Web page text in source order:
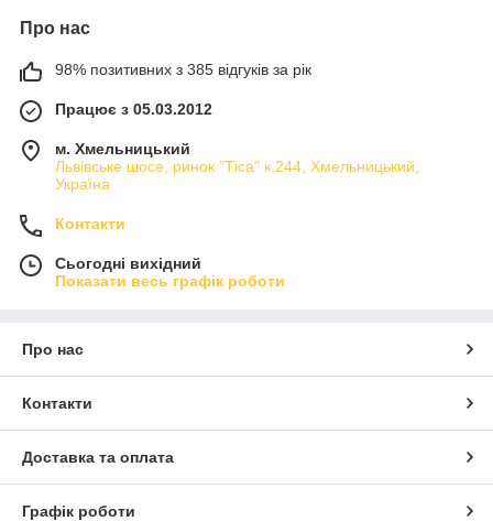
Про нас
98% позитивних з 385 відгуків за рік
Працює з 05.03.2012
м. Хмельницький
Львівське шосе, ринок "Тіса" к.244, Хмельницький,
Україна
Контакти
Сьогодні вихідний
Показати весь графік роботи
Про нас
Контакти
Доставка та оплата
Графік роботи